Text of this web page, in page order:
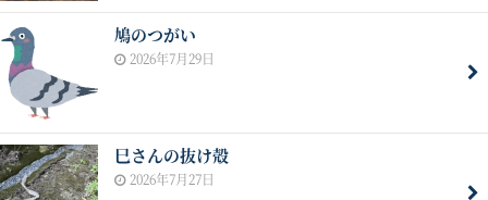
鳩のつがい
2026年7月29日
巳さんの抜け殻
2026年7月27日